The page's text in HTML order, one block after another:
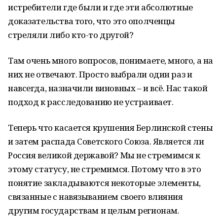
истребители где были и где эти абсолютные
доказательства того, что это ополченцы
стреляли либо кто-то другой?
Там очень много вопросов, понимаете, много, а на
них не отвечают. Просто выбрали один раз и
навсегда, назначили виновных – и всё. Нас такой
подход к расследованию не устраивает.
Теперь что касается крушения Берлинской стены
и затем распада Советского Союза. Является ли
Россия великой державой? Мы не стремимся к
этому статусу, не стремимся. Потому что в это
понятие закладываются некоторые элементы,
связанные с навязыванием своего влияния
другим государствам и целым регионам.